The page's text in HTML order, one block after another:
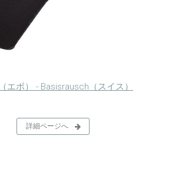
エボ） - Basisrausch（スイス）
詳細ページへ